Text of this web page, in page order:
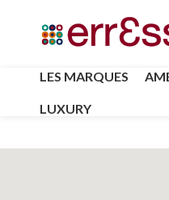
LES MARQUES
LUXURY